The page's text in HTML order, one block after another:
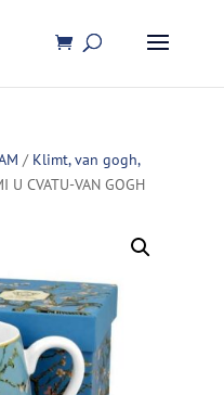
/ Klimt, van gogh,
U CVATU-VAN GOGH